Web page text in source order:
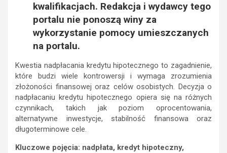
kwalifikacjach. Redakcja i wydawcy tego
portalu nie ponoszą winy za
wykorzystanie pomocy umieszczanych
na portalu.
Kwestia nadpłacania kredytu hipotecznego to zagadnienie,
które budzi wiele kontrowersji i wymaga zrozumienia
złożoności finansowej oraz celów osobistych. Decyzja o
nadpłacaniu kredytu hipotecznego opiera się na różnych
czynnikach, takich jak poziom oprocentowania,
alternatywne inwestycje, stabilność finansowa oraz
długoterminowe cele.
Kluczowe pojęcia: nadpłata, kredyt hipoteczny,